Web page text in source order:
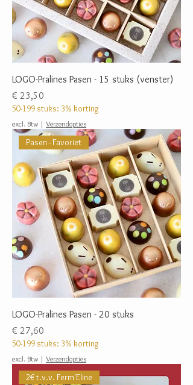
LOGO-Pralines Pasen - 15 stuks (venster)
Prijs
€ 23,50
50-199 stuks: 3% korting
excl. Btw | Verzendopties
Pasen - Favoriet
LOGO-Pralines Pasen - 20 stuks
Prijs
€ 27,60
50-199 stuks: 3% korting
excl. Btw | Verzendopties
2€ t.v.v. Ferm'Eline